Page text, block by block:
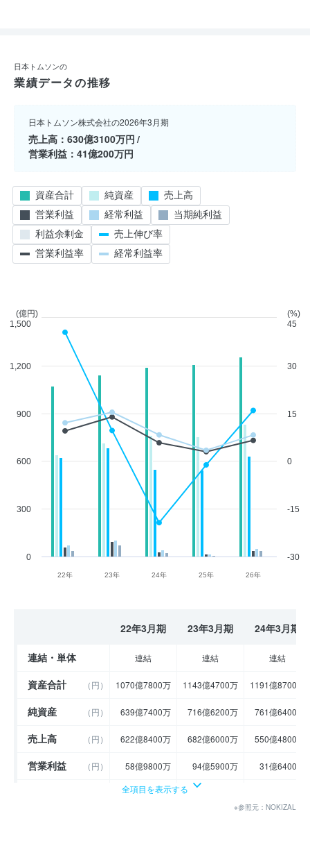
日本トムソンの
業績データの推移
日本トムソン株式会社の2026年3月期
売上高
630億3100万円
営業利益
41億200万円
22年 23年 24年 25年 26年
0
300
600
900
1,200
(億円)
1,500
-30
-15
0
15
30
(%)
45
資産合計 純資産
売上高
営業利益
経常利益
当期純利益
利益余剰金
売上伸び率
営業利益率
経常利益率
22年3月期 23年3月期 24年3月期
連結・単体 連結 連結 連結
資産合計 （円） 1070億7800万 1143億4700万 1191億8700万
純資産 （円） 639億7400万 716億6200万 761億6400万
売上高 （円） 622億8400万 682億6000万 550億4800万
営業利益 （円） 58億9800万 94億5900万 31億6400万
74億8800万
全項目を表示する
※参照元：NOKIZAL